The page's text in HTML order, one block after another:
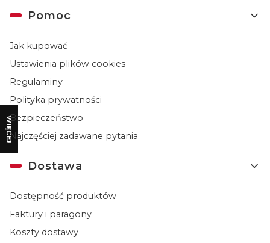
WIĘCEJ
Linki w stopce
Pomoc
Jak kupować
Ustawienia plików cookies
Regulaminy
Polityka prywatności
Bezpieczeństwo
Najczęściej zadawane pytania
Dostawa
Dostępność produktów
Faktury i paragony
Koszty dostawy